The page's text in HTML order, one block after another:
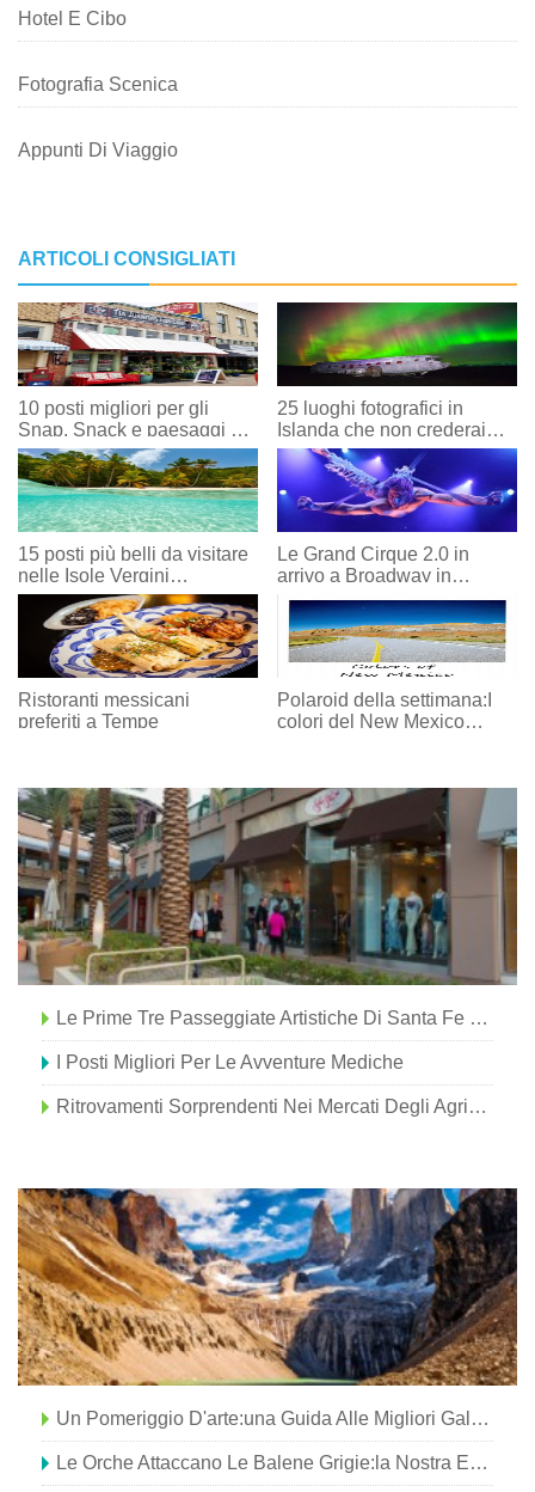
Hotel E Cibo
Fotografia Scenica
Appunti Di Viaggio
ARTICOLI CONSIGLIATI
10 posti migliori per gli
Snap, Snack e paesaggi a
SWLA
25 luoghi fotografici in
Islanda che non crederai
esistano
15 posti più belli da visitare
nelle Isole Vergini
americane
Le Grand Cirque 2.0 in
arrivo a Broadway in
spiaggia quest'estate
Ristoranti messicani
preferiti a Tempe
Polaroid della settimana:I
colori del New Mexico
Le Prime Tre Passeggiate Artistiche Di Santa Fe Che Devi Assolutamente Vedere
I Posti Migliori Per Le Avventure Mediche
Ritrovamenti Sorprendenti Nei Mercati Degli Agricoltori A Greater Palm Springs
Un Pomeriggio D'arte:una Guida Alle Migliori Gallerie Del Cairo
Le Orche Attaccano Le Balene Grigie:la Nostra Emozionante Esperienza Di Osservazione Delle Balene